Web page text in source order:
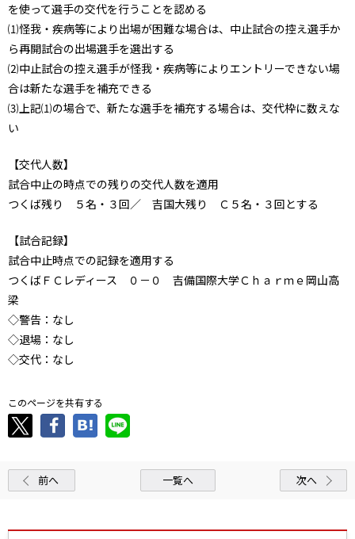
を使って選手の交代を行うことを認める
⑴怪我・疾病等により出場が困難な場合は、中止試合の控え選手か
ら再開試合の出場選手を選出する
⑵中止試合の控え選手が怪我・疾病等によりエントリーできない場
合は新たな選手を補充できる
⑶上記⑴の場合で、新たな選手を補充する場合は、交代枠に数えな
い
【交代人数】
試合中止の時点での残りの交代人数を適用
つくば残り ５名・３回／ 吉国大残り Ｃ５名・３回とする
【試合記録】
試合中止時点での記録を適用する
つくばＦＣレディース ０－０ 吉備国際大学Ｃｈａｒｍｅ岡山高
梁
◇警告：なし
◇退場：なし
◇交代：なし
このページを共有する
前へ 一覧へ 次へ